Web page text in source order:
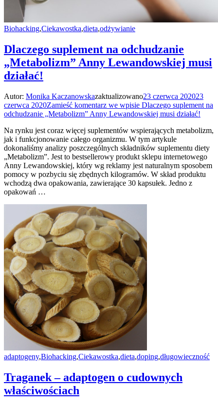
Biohacking,Ciekawostka,dieta,odżywianie
Dlaczego suplement na odchudzanie
„Metabolizm” Anny Lewandowskiej musi
działać!
Autor: Monika Kaczanowskazaktualizowano23 czerwca 202023
czerwca 2020Zamieść komentarz we wpisie Dlaczego suplement na
odchudzanie „Metabolizm” Anny Lewandowskiej musi działać!
Na rynku jest coraz więcej suplementów wspierających metabolizm,
jak i funkcjonowanie całego organizmu. W tym artykule
dokonaliśmy analizy poszczególnych składników suplementu diety
„Metabolizm”. Jest to bestsellerowy produkt sklepu internetowego
Anny Lewandowskiej, który wg reklamy jest naturalnym sposobem
pomocy w pozbyciu się zbędnych kilogramów. W skład produktu
wchodzą dwa opakowania, zawierające 30 kapsułek. Jedno z
opakowań …
adaptogeny,Biohacking,Ciekawostka,dieta,doping,długowieczność
Traganek – adaptogen o cudownych
właściwościach